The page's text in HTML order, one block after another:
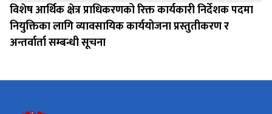
विशेष आर्थिक क्षेत्र प्राधिकरणको रिक्त कार्यकारी निर्देशक पदमा
नियुक्तिका लागि व्यावसायिक कार्ययोजना प्रस्तुतीकरण र
अन्तर्वार्ता सम्बन्धी सूचना